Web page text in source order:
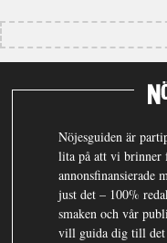
Nöjesguiden är
lita på att vi brinner
annonsfinansierade
just det – 100%
smaken och vår
vill guida dig till det